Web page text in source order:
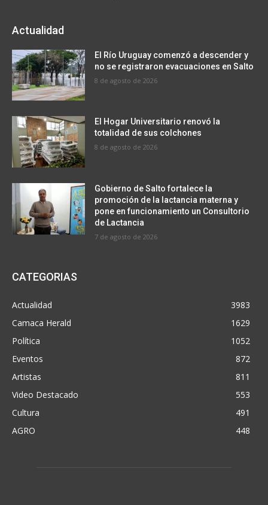
Actualidad
El Río Uruguay comenzó a descender y
no se registraron evacuaciones en Salto
8 de agosto de 2026
El Hogar Universitario renovó la
totalidad de sus colchones
8 de agosto de 2026
Gobierno de Salto fortalece la
promoción de la lactancia materna y
pone en funcionamiento un Consultorio
de Lactancia
7 de agosto de 2026
CATEGORIAS
Actualidad
3983
Camaca Herald
1629
Política
1052
Eventos
872
Artistas
811
Video Destacado
553
Cultura
491
AGRO
448